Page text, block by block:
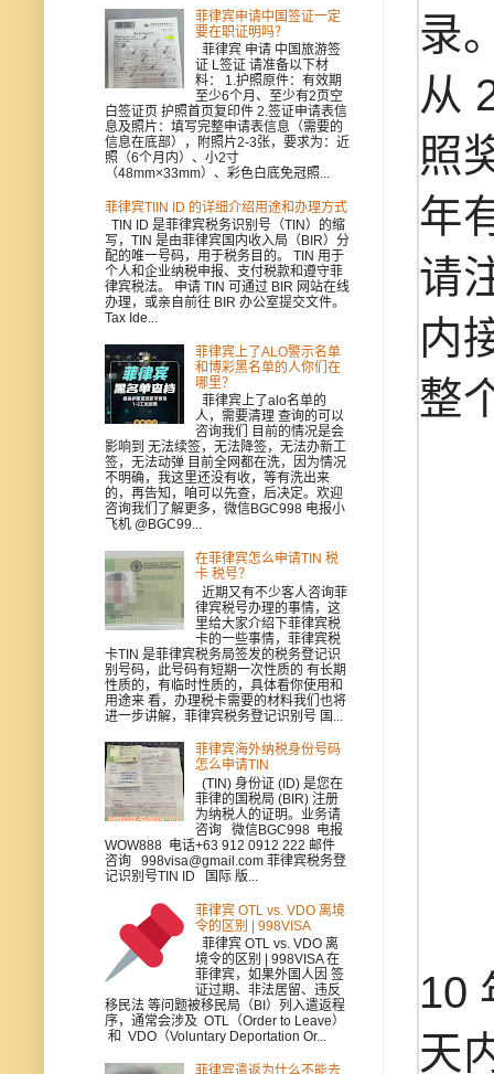
录
从
照
年
请
内
整
10
天
菲律宾申请中国签证一定
要在职证明吗？
菲律宾 申请 中国旅游签
证 L签证 请准备以下材
料： 1.护照原件：有效期
至少6个月、至少有2页空
白签证页 护照首页复印件 2.签证申请表信
息及照片：填写完整申请表信息（需要的
信息在底部），附照片2-3张，要求为：近
照（6个月内）、小2寸
（48mm×33mm）、彩色白底免冠照...
菲律宾TIIN ID 的详细介绍用途和办理方式
TIN ID 是菲律宾税务识别号（TIN）的缩
写，TIN 是由菲律宾国内收入局（BIR）分
配的唯一号码，用于税务目的。 TIN 用于
个人和企业纳税申报、支付税款和遵守菲
律宾税法。 申请 TIN 可通过 BIR 网站在线
办理，或亲自前往 BIR 办公室提交文件。
Tax Ide...
菲律宾上了ALO警示名单
和博彩黑名单的人你们在
哪里？
菲律宾上了alo名单的
人，需要清理 查询的可以
咨询我们 目前的情况是会
影响到 无法续签，无法降签，无法办新工
签，无法动弹 目前全网都在洗，因为情况
不明确，我这里还没有收，等有洗出来
的，再告知，咱可以先查，后决定。欢迎
咨询我们了解更多，微信BGC998 电报小
飞机 @BGC99...
在菲律宾怎么申请TIN 税
卡 税号？
近期又有不少客人咨询菲
律宾税号办理的事情，这
里给大家介绍下菲律宾税
卡的一些事情，菲律宾税
卡TIN 是菲律宾税务局签发的税务登记识
别号码，此号码有短期一次性质的 有长期
性质的，有临时性质的，具体看你使用和
用途来 看，办理税卡需要的材料我们也将
进一步讲解，菲律宾税务登记识别号 国...
菲律宾海外纳税身份号码
怎么申请TIN
(TIN) 身份证 (ID) 是您在
菲律的国税局 (BIR) 注册
为纳税人的证明。业务请
咨询 微信BGC998 电报
WOW888 电话+63 912 0912 222 邮件
咨询 998visa@gmail.com 菲律宾税务登
记识别号TIN ID 国际 版...
菲律宾 OTL vs. VDO 离境
令的区别 | 998VISA
菲律宾 OTL vs. VDO 离
境令的区别 | 998VISA 在
菲律宾，如果外国人因 签
证过期、非法居留、违反
移民法 等问题被移民局（BI）列入遣返程
序，通常会涉及 OTL（Order to Leave）
和 VDO（Voluntary Deportation Or...
菲律宾遣返为什么不能去